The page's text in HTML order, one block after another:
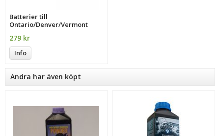
Batterier till
Ontario/Denver/Vermont
279 kr
Info
Andra har även köpt